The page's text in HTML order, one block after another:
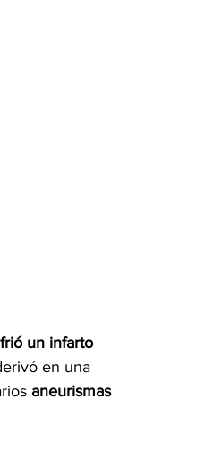
un infarto
en una
aneurismas